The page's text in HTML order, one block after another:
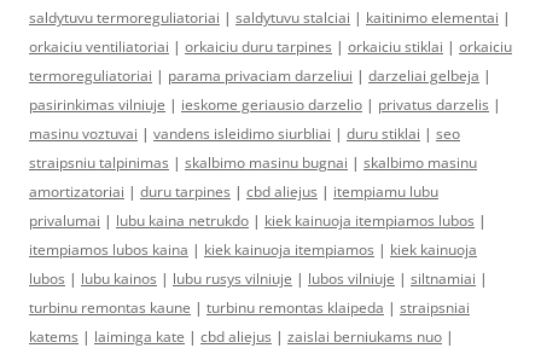
saldytuvu termoreguliatoriai | saldytuvu stalciai | kaitinimo elementai |
orkaiciu ventiliatoriai | orkaiciu duru tarpines | orkaiciu stiklai | orkaiciu
termoreguliatoriai | parama privaciam darzeliui | darzeliai gelbeja |
pasirinkimas vilniuje | ieskome geriausio darzelio | privatus darzelis |
masinu voztuvai | vandens isleidimo siurbliai | duru stiklai | seo
straipsniu talpinimas | skalbimo masinu bugnai | skalbimo masinu
amortizatoriai | duru tarpines | cbd aliejus | itempiamu lubu
privalumai | lubu kaina netrukdo | kiek kainuoja itempiamos lubos |
itempiamos lubos kaina | kiek kainuoja itempiamos | kiek kainuoja
lubos | lubu kainos | lubu rusys vilniuje | lubos vilniuje | siltnamiai |
turbinu remontas kaune | turbinu remontas klaipeda | straipsniai
katems | laiminga kate | cbd aliejus | zaislai berniukams nuo |